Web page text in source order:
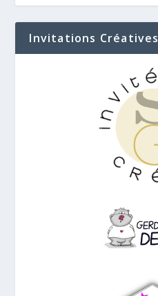
Invitations Créatives